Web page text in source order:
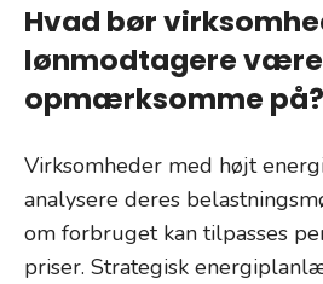
Hvad bør
lønmodtagere være
opmærksomme på?
Virksomheder med højt
analysere deres
om forbruget kan tilpasses
priser. Strategisk